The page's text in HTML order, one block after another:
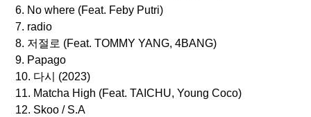
6. No where (Feat. Feby Putri)
7. radio
8. 저절로 (Feat. TOMMY YANG, 4BANG)
9. Papago
10. 다시 (2023)
11. Matcha High (Feat. TAICHU, Young Coco)
12. Skoo / S.A